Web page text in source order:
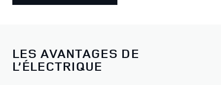
​LES AVANTAGES DE
L’ÉLECTRIQUE​